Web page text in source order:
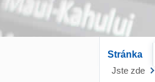
Stránka
Jste zde